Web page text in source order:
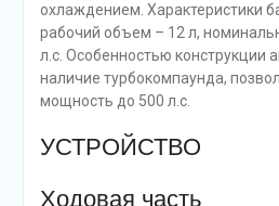
охлаждением. Характеристики
рабочий объем – 12 л,
л.с. Особенностью конструкции
наличие турбокомпаунда,
мощность до 500 л.с.
УСТРОЙСТВО
Ходовая часть